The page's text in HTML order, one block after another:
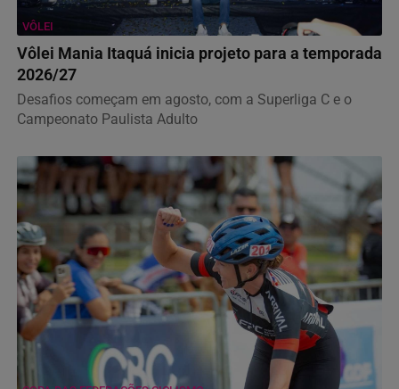
VÔLEI
Vôlei Mania Itaquá inicia projeto para a temporada
2026/27
Desafios começam em agosto, com a Superliga C e o
Campeonato Paulista Adulto